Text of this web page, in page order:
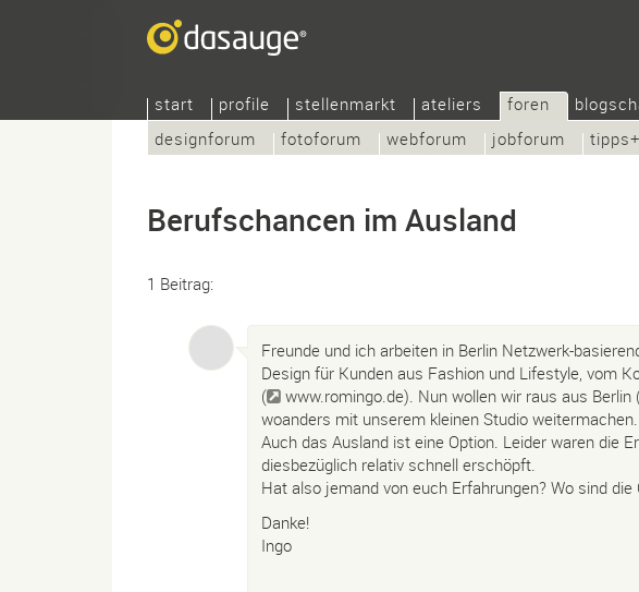
start profile stellenmarkt ateliers
foren
designforum
fotoforum webforum jobforum
Berufschancen im Ausland
1 Beitrag:
Freunde und ich arbeiten in Berlin Netzwerk-
Design für Kunden aus Fashion und Lifestyle, vom
(
www.romingo.de). Nun wollen wir raus aus
woanders mit unserem kleinen Studio weitermachen.
Auch das Ausland ist eine Option. Leider waren die
diesbezüglich relativ schnell erschöpft.
Hat also jemand von euch Erfahrungen? Wo sind
Danke!
Ingo